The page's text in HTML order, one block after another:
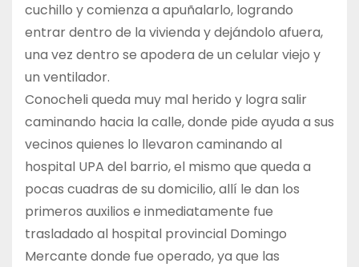
cuchillo y comienza a apuñalarlo, logrando
entrar dentro de la vivienda y dejándolo afuera,
una vez dentro se apodera de un celular viejo y
un ventilador.
Conocheli queda muy mal herido y logra salir
caminando hacia la calle, donde pide ayuda a sus
vecinos quienes lo llevaron caminando al
hospital UPA del barrio, el mismo que queda a
pocas cuadras de su domicilio, allí le dan los
primeros auxilios e inmediatamente fue
trasladado al hospital provincial Domingo
Mercante donde fue operado, ya que las